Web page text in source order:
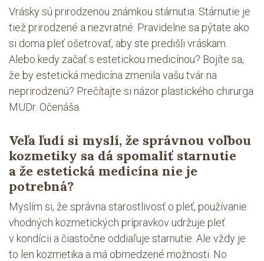
Vrásky sú prirodzenou známkou stárnutia. Stárnutie je
tiež prirodzené a nezvratné. Pravidelne sa pýtate ako
si doma pleť ošetrovať, aby ste predišli vráskam.
Alebo kedy začať s estetickou medicínou? Bojíte sa,
že by estetická medicína zmenila vašu tvár na
neprirodzenú? Prečítajte si názor plastického chirurga
MUDr. Očenáša.
Veľa ľudí si myslí, že správnou voľbou
kozmetiky sa dá spomaliť starnutie
a že estetická medicína nie je
potrebná?
Myslím si, že správna starostlivosť o pleť, používanie
vhodných kozmetických prípravkov udržuje pleť
v kondícii a čiastočne oddiaľuje starnutie. Ale vždy je
to len kozmetika a má obmedzené možnosti. No